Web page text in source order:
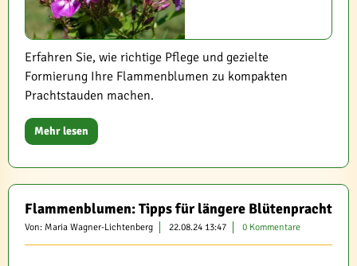
Erfahren Sie, wie richtige Pflege und gezielte
Formierung Ihre Flammenblumen zu kompakten
Prachtstauden machen.
Mehr lesen
Flammenblumen: Tipps für längere Blütenpracht
Von: Maria Wagner-Lichtenberg 22.08.24 13:47 0 Kommentare